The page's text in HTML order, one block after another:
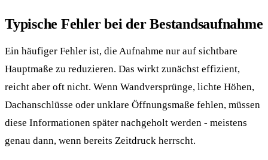
Typische Fehler bei der Bestandsaufnahme
Ein häufiger Fehler ist, die Aufnahme nur auf sichtbare
Hauptmaße zu reduzieren. Das wirkt zunächst effizient,
reicht aber oft nicht. Wenn Wandversprünge, lichte Höhen,
Dachanschlüsse oder unklare Öffnungsmaße fehlen, müssen
diese Informationen später nachgeholt werden - meistens
genau dann, wenn bereits Zeitdruck herrscht.